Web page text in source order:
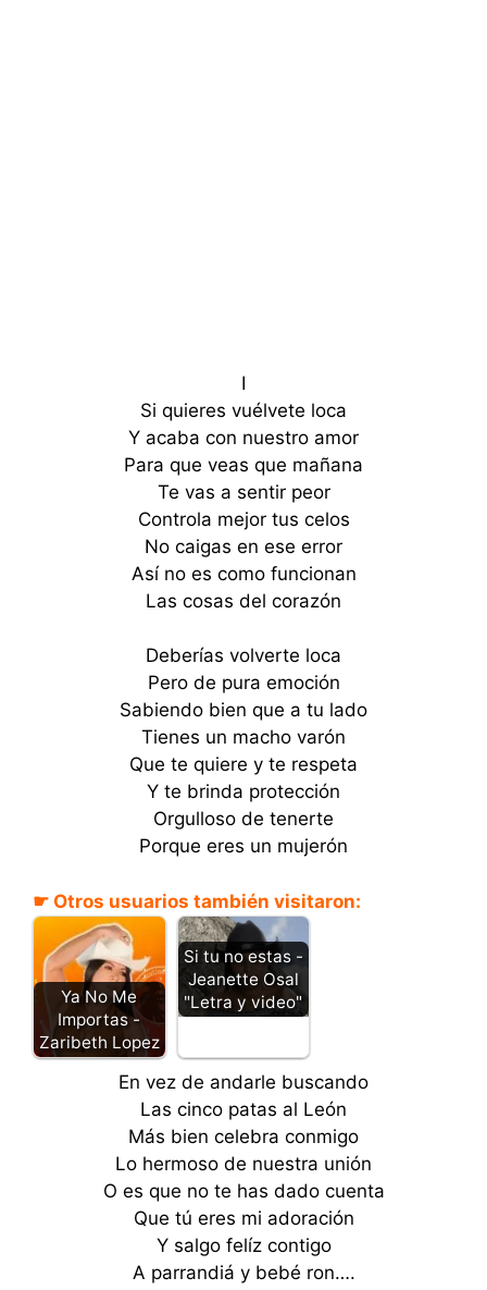
I
Si quieres vuélvete loca
Y acaba con nuestro amor
Para que veas que mañana
Te vas a sentir peor
Controla mejor tus celos
No caigas en ese error
Así no es como funcionan
Las cosas del corazón
Deberías volverte loca
Pero de pura emoción
Sabiendo bien que a tu lado
Tienes un macho varón
Que te quiere y te respeta
Y te brinda protección
Orgulloso de tenerte
Porque eres un mujerón
☛ Otros usuarios también visitaron:
Ya No Me
Importas -
Zaribeth Lopez
Si tu no estas -
Jeanette Osal
"Letra y video"
En vez de andarle buscando
Las cinco patas al León
Más bien celebra conmigo
Lo hermoso de nuestra unión
O es que no te has dado cuenta
Que tú eres mi adoración
Y salgo felíz contigo
A parrandiá y bebé ron….